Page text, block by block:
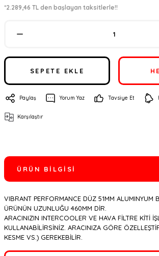
*2.289,46 TL den başlayan taksitlerle!!
SEPETE EKLE
Paylaş Yorum Yaz Tavsiye Et
Karşılaştır
ÜRÜN BILGISI
VIBRANT PERFORMANCE DÜZ 51MM ALUMINYUM
ÜRÜNÜN UZUNLUĞU 460MM DİR.
ARACINIZIN INTERCOOLER VE HAVA FİLTRE KİTİ
KULLANABİLİRSİNİZ. ARACINIZA GÖRE
KESME VS.) GEREKEBİLİR.